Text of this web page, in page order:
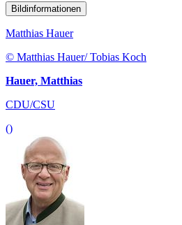
CDU/CSU
()
Bildinformationen
Alexander Radwan
© Alexander Radwan/ Nicole Schaller